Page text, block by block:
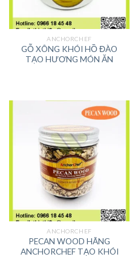
ANCHORCHEF
GỖ XÔNG KHÓI HỒ ĐÀO
TẠO HƯƠNG MÓN ĂN
ANCHORCHEF
PECAN WOOD HÃNG
ANCHORCHEF TẠO KHÓI